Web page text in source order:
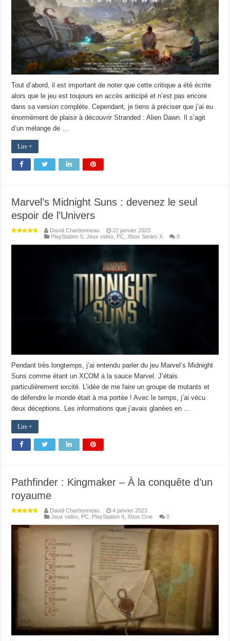
Tout d’abord, il est important de noter que cette critique a été écrite
alors que le jeu est toujours en accès anticipé et n’est pas encore
dans sa version complète. Cependant, je tiens à préciser que j’ai eu
énormément de plaisir à découvrir Stranded : Alien Dawn. Il s’agit
d’un mélange de …
Lire +
Marvel’s Midnight Suns : devenez le seul
espoir de l’Univers
David Charbonneau
22 janvier 2023
PlayStation 5 ,Jeux vidéo PC ,Xbox Series X 0
Pendant très longtemps, j’ai entendu parler du jeu Marvel’s Midnight
Suns comme étant un XCOM à la sauce Marvel. J’étais
particulièrement excité. L’idée de me faire un groupe de mutants et
de défendre le monde était à ma portée ! Avec le temps, j’ai vécu
deux déceptions. Les informations que j’avais glanées en …
Lire +
Pathfinder : Kingmaker – À la conquête d’un
royaume
David Charbonneau
4 janvier 2023
Jeux vidéo
PC PlayStation 4 ,Xbox One 0